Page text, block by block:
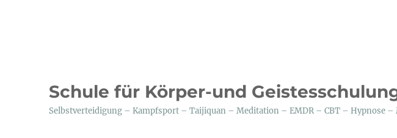
Schule für Körper-und
Selbstverteidigung – Kampfsport – Taijiquan – Meditation – EMDR – CBT – Hypnose –